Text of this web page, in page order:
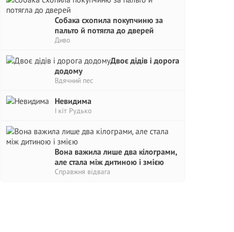
Собака схопила покупчиню за
пальто й потягла до дверей
Диво
Двоє дідів і дорога
додому
Вдячний пес
Невидима
І кіт Рудько
Вона важила лише два кілограми,
але стала між дитиною і змією
Справжня відвага